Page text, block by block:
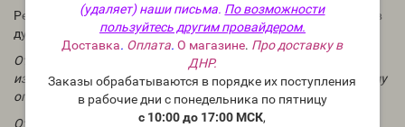
(удаляет) наши письма. По возможности
пользуйтесь другим провайдером.
Доставка. Оплата.О магазине. Про доставку в
ДНР.
Заказы обрабатываются в порядке их поступления
в рабочие дни с понедельника по пятницу
с 10:00 до 17:00 МСК,
Рекомендации по использованию: в мыле и косметике 1-3%; в
духах до 30%.
Отдушки "по мотивам духов" вдохновлены ароматами
известных брендов и являются фантазией парфюмера на тему
определенного аромата.
Отказ от ответственности: названия и товарные знаки